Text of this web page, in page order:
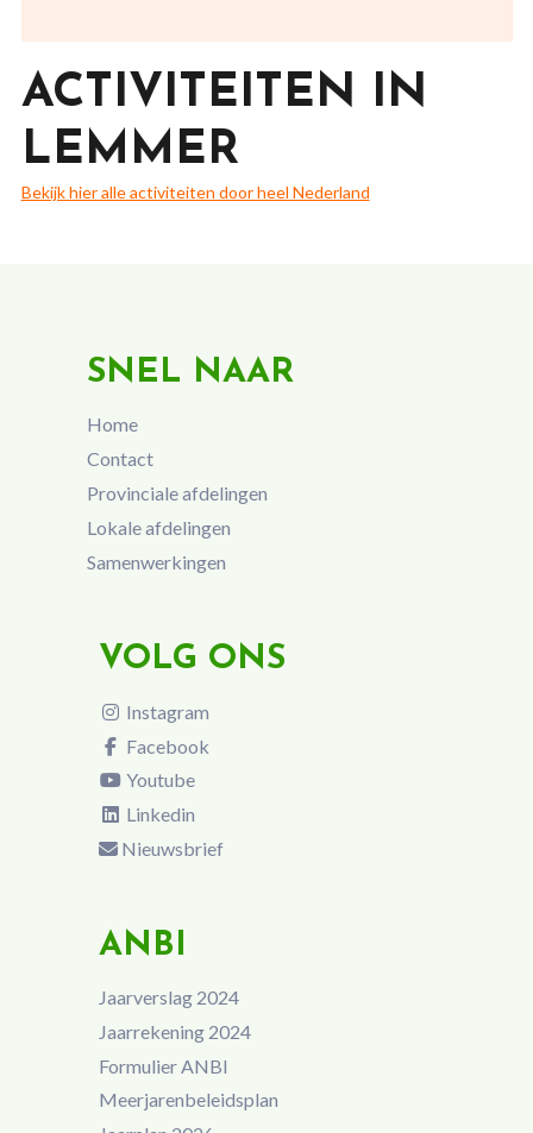
ACTIVITEITEN IN
LEMMER
Bekijk hier alle activiteiten door heel Nederland
SNEL NAAR
Home
Contact
Provinciale afdelingen
Lokale afdelingen
Samenwerkingen
VOLG ONS
Instagram
Facebook
Youtube
Linkedin
Nieuwsbrief
ANBI
Jaarverslag 2024
Jaarrekening 2024
Formulier ANBI
Meerjarenbeleidsplan